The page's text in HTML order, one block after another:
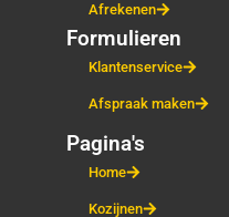
Afrekenen
Formulieren
Klantenservice
Afspraak maken
Pagina's
Home
Kozijnen